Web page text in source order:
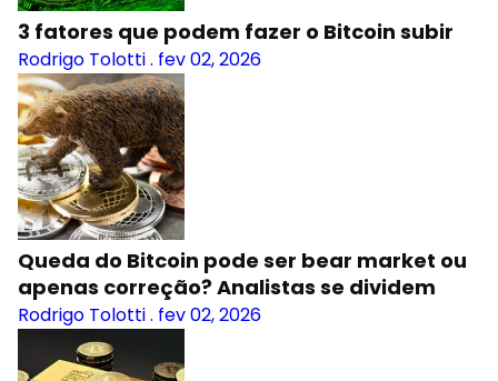
3 fatores que podem fazer o Bitcoin subir
Rodrigo Tolotti. fev 02, 2026
Queda do Bitcoin pode ser bear market ou
apenas correção? Analistas se dividem
Rodrigo Tolotti. fev 02, 2026